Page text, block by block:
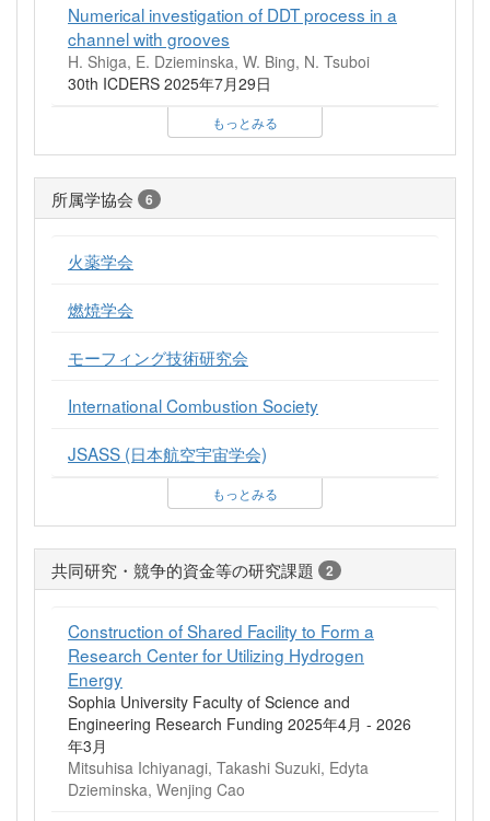
Numerical investigation of DDT process in a
channel with grooves
H. Shiga, E. Dzieminska, W. Bing, N. Tsuboi
30th ICDERS 2025年7月29日
もっとみる
所属学協会 6
火薬学会
燃焼学会
モーフィング技術研究会
International Combustion Society
JSASS (日本航空宇宙学会)
もっとみる
共同研究・競争的資金等の研究課題 2
Construction of Shared Facility to Form a
Research Center for Utilizing Hydrogen
Energy
Sophia University Faculty of Science and
Engineering Research Funding 2025年4月 - 2026
年3月
Mitsuhisa Ichiyanagi, Takashi Suzuki, Edyta
Dzieminska, Wenjing Cao